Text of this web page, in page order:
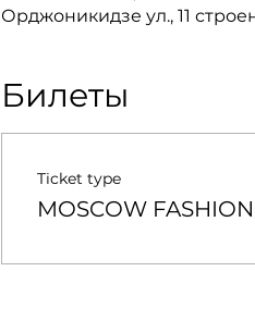
Орджоникидзе ул., 11
Билеты
Ticket type
MOSCOW